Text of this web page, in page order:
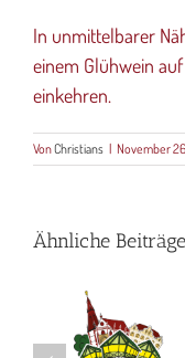
In unmittelbarer
einem Glühwein
einkehren.
VonChristians | November
Ähnliche Beiträge